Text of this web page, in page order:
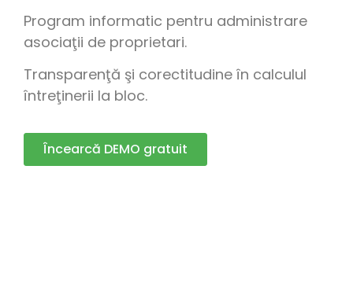
Program informatic pentru administrare
asociaţii de proprietari.
Transparenţă şi corectitudine în calculul
întreţinerii la bloc.
Încearcă DEMO gratuit